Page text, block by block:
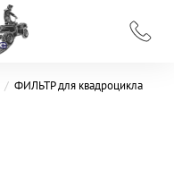
/ ФИЛЬТР для квадроцикла